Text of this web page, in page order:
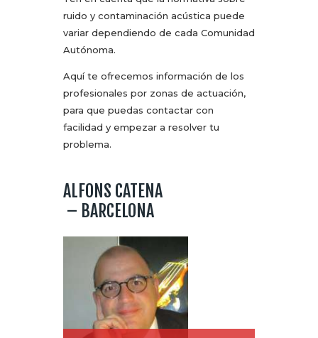
ruido y contaminación acústica puede
variar dependiendo de cada Comunidad
Autónoma.
Aquí te ofrecemos información de los
profesionales por zonas de actuación,
para que puedas contactar con
facilidad y empezar a resolver tu
problema.
ALFONS CATENA
– BARCELONA